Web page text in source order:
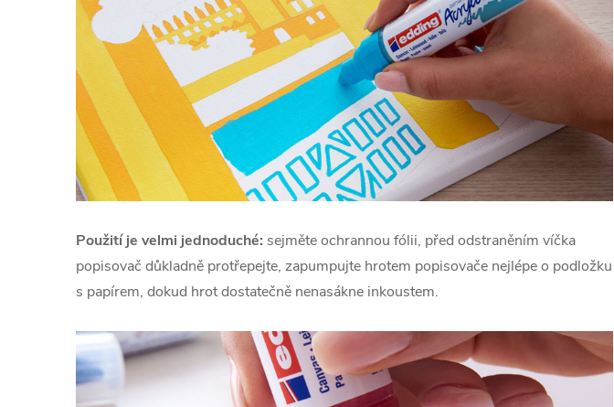
Použití je velmi jednoduché: sejměte ochrannou fólii, před odstraněním víčka
popisovač důkladně protřepejte, zapumpujte hrotem popisovače nejlépe o podložku
s papírem, dokud hrot dostatečně nenasákne inkoustem.